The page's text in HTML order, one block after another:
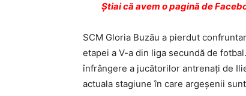
Ştiai că avem o pagină de
SCM Gloria Buzău a pierdut
etapei a V-a din liga secundă de
înfrângere a jucătorilor antrenaţi de
actuala stagiune în care argeşenii